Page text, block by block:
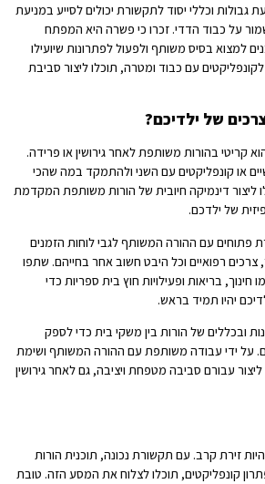
גבולות וכללי יסוד לתקשורת יכולים לסייע במניעת
על כבוד הדדי. זכרו כי פשרה היא המפתח
למצוא בסיס משותף ולפעול לפתרונות שיועילו
עם כבוד ומטרה, תוכלו ליצור סביבת
של ילדיכם?
קריטי בהורות משותפת לאחר גירושין או פרידה.
או קונפליקטים עם השני ולהתמקד במה שהכי
ליצור דינמיקה חיובית של הורות משותפת המקדמת
של ילדכם.
פתוחים עם ההורה המשותף לגבי לוחות הזמנים
צרכים רפואיים וכל היבט חשוב אחר בחייהם. שתפו
בריאות ופעילויות חוץ בית ספריות כדי
יהיו תמיד בראש.
ובכללים של הורות בין משקי בית כדי לספק
על ידי עבודה משותפת עם ההורה המשותף ושימת
עבורם סביבה מטפחת ויציבה, גם לאחר גירושין
זירת קרב. עם תקשורת נכונה, תוכנית הורות
קונפליקטים, תוכלו לצלוח את המסע הזה. טובת